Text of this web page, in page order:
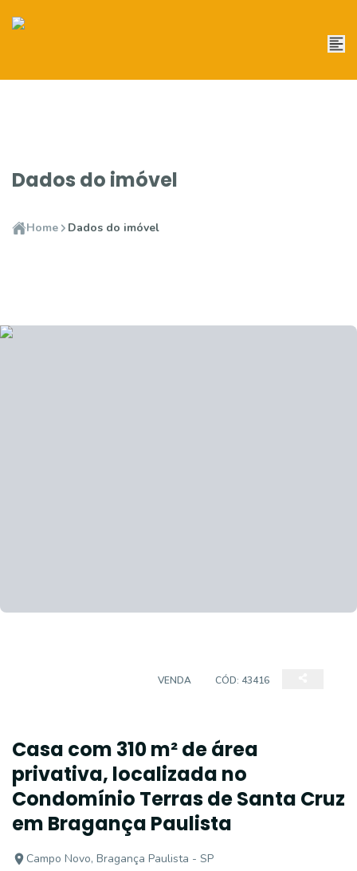
Dados do imóvel
Home Dados do imóvel
VENDA CÓD: 43416
Casa com 310 m² de área
privativa, localizada no
Condomínio Terras de Santa Cruz
em Bragança Paulista
Campo Novo, Bragança Paulista - SP